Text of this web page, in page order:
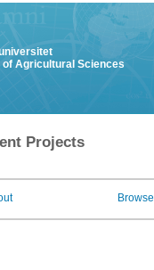
Agricultural Sciences
Projects
Browse